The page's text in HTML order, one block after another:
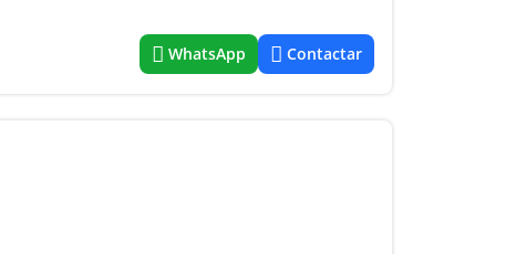
WhatsApp Contactar